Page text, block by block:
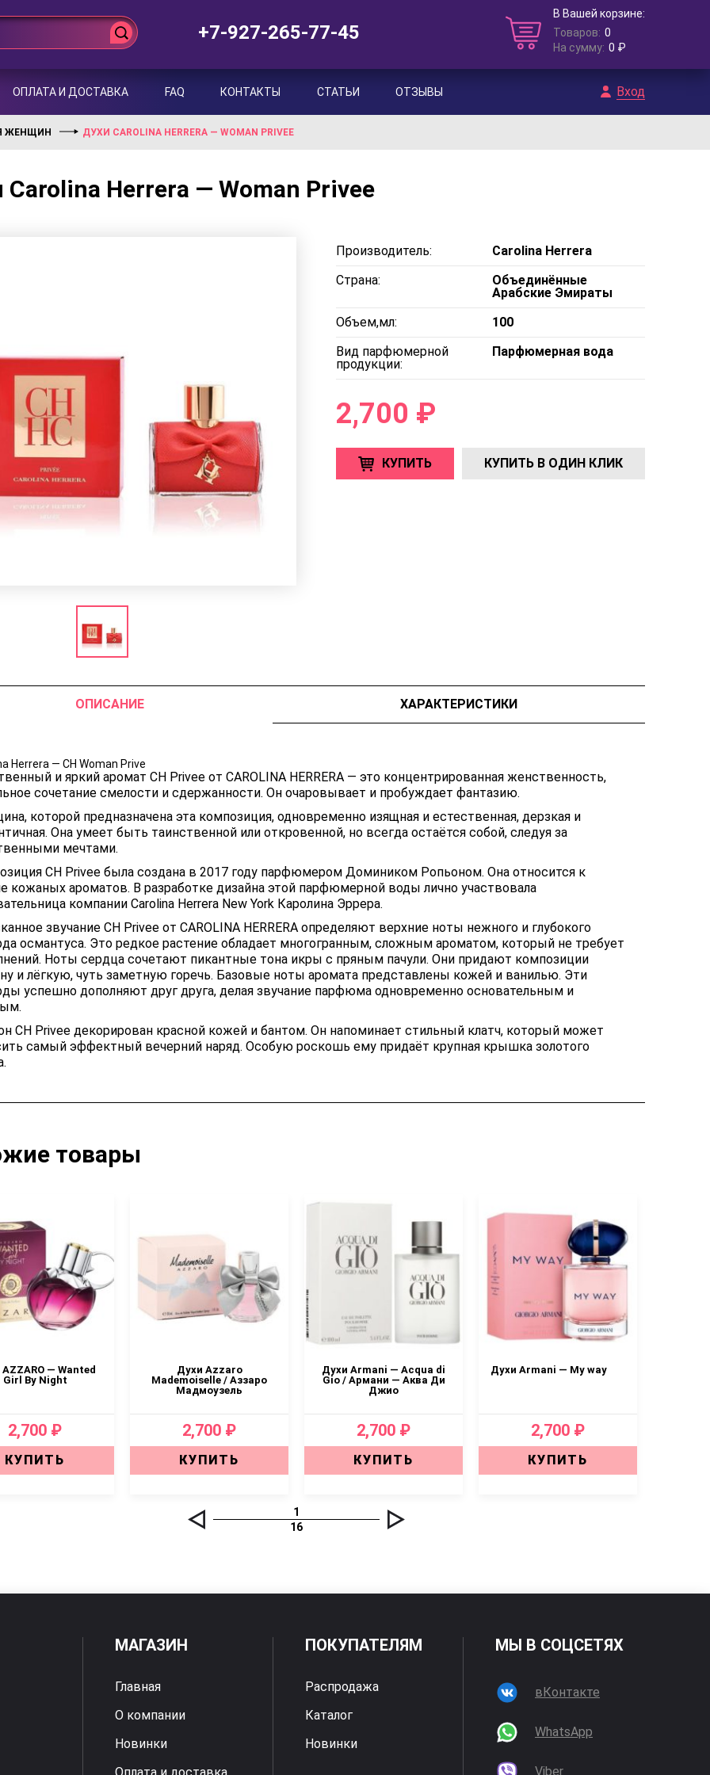
+7-927-265-77-45
В Вашей корзине:
Товаров: 0
На сумму: 0 ₽
ОПЛАТА И ДОСТАВКА FAQ КОНТАКТЫ СТАТЬИ ОТЗЫВЫ Вход
ЖЕНЩИН ДУХИ CAROLINA HERRERA — WOMAN PRIVEE
Carolina Herrera — Woman Privee
Производитель:
Carolina Herrera
Страна:
Объединённые
Арабские Эмираты
Объем,мл:
100
Вид парфюмерной
продукции:
Парфюмерная вода
2,700 ₽
КУПИТЬ КУПИТЬ В ОДИН КЛИК
ОПИСАНИЕ ХАРАКТЕРИСТИКИ
Herrera — CH Woman Prive
и яркий аромат CH Privee от CAROLINA HERRERA — это концентрированная женственность,
сочетание смелости и сдержанности. Он очаровывает и пробуждает фантазию.
которой предназначена эта композиция, одновременно изящная и естественная, дерзкая и
Она умеет быть таинственной или откровенной, но всегда остаётся собой, следуя за
мечтами.
CH Privee была создана в 2017 году парфюмером Домиником Ропьоном. Она относится к
кожаных ароматов. В разработке дизайна этой парфюмерной воды лично участвовала
компании Carolina Herrera New York Каролина Эррера.
звучание CH Privee от CAROLINA HERRERA определяют верхние ноты нежного и глубокого
османтуса. Это редкое растение обладает многогранным, сложным ароматом, который не требует
Ноты сердца сочетают пикантные тона икры с пряным пачули. Они придают композиции
и лёгкую, чуть заметную горечь. Базовые ноты аромата представлены кожей и ванилью. Эти
успешно дополняют друг друга, делая звучание парфюма одновременно основательным и
CH Privee декорирован красной кожей и бантом. Он напоминает стильный клатч, который может
самый эффектный вечерний наряд. Особую роскошь ему придаёт крупная крышка золотого
товары
— Wanted
Girl By Night
2,700 ₽
КУПИТЬ
Духи Azzaro
Mademoiselle / Аззаро
Мадмоузель
2,700 ₽
КУПИТЬ
Духи Armani — Acqua di
Gio / Армани — Аква Ди
Джио
2,700 ₽
КУПИТЬ
Духи Armani — My way
2,700 ₽
КУПИТЬ
1
16
МАГАЗИН
Главная
О компании
Новинки
ПОКУПАТЕЛЯМ
Распродажа
Каталог
Новинки
МЫ В СОЦСЕТЯХ
вКонтакте
WhatsApp
Viber